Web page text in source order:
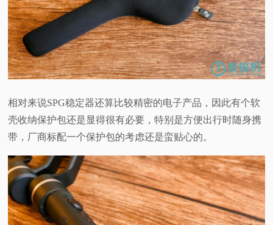
相对来说SPG稳定器还算比较精密的电子产品，因此有个软
壳收纳保护包还是显得很有必要，特别是方便出行时随身携
带，厂商标配一个保护包的考虑还是蛮贴心的。